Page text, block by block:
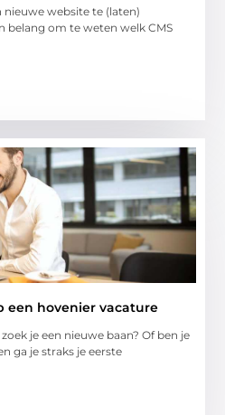
website te (laten)
belang om te weten welk CMS
een hovenier vacature
je een nieuwe baan? Of ben je
ga je straks je eerste